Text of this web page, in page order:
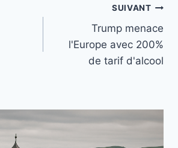
SUIVANT
Trump menace
l'Europe avec 200%
de tarif d'alcool